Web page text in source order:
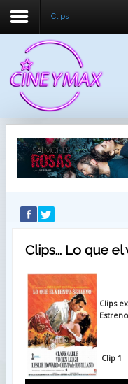
Clips
Clips... Lo que
Clips
Clip 1